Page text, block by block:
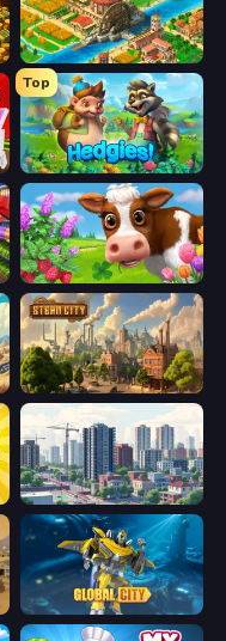
Empire City
Top
Hedgies
Country Life Meadows
Steam City
SuperCity 3D
Global City